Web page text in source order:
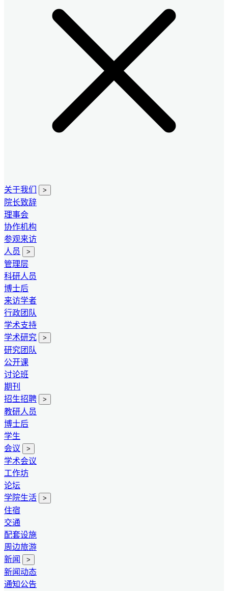
关于我们 >
院长致辞
理事会
协作机构
参观来访
人员
>
管理层
科研人员
博士后
来访学者
行政团队
学术支持
学术研究
>
研究团队
公开课
讨论班
期刊
招生招聘
>
教研人员
博士后
学生
会议
>
学术会议
工作坊
论坛
学院生活
>
住宿
交通
配套设施
周边旅游
新闻
>
新闻动态
通知公告